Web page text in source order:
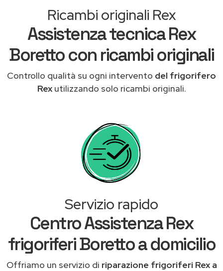
Ricambi originali Rex
Assistenza tecnica Rex
Boretto con ricambi originali
Controllo qualità su ogni intervento del frigorifero
Rexutilizzando solo ricambi originali.
Servizio rapido
Centro Assistenza Rex
frigoriferi Boretto a domicilio
Offriamo un servizio di riparazione frigoriferi Rex a